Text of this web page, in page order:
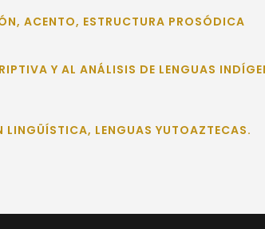
ACENTO, ESTRUCTURA PROSÓDICA
Y AL ANÁLISIS DE LENGUAS
LENGUAS YUTOAZTECAS.